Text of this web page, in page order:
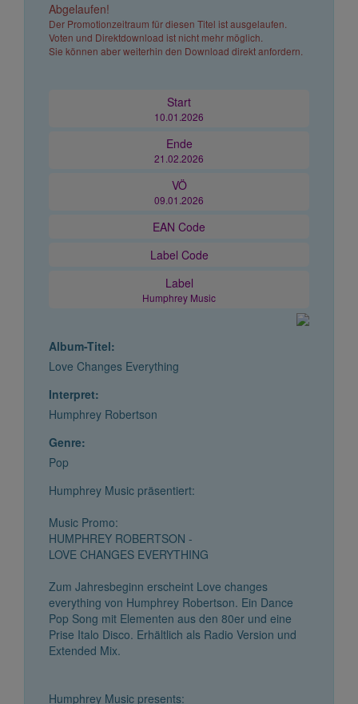
Abgelaufen!
Der Promotionzeitraum für diesen Titel ist ausgelaufen.
Voten und Direktdownload ist nicht mehr möglich.
Sie können aber weiterhin den Download direkt anfordern.
Start
10.01.2026
Ende
21.02.2026
VÖ
09.01.2026
EAN Code
Label Code
Label
Humphrey Music
Album-Titel:
Love Changes Everything
Interpret:
Humphrey Robertson
Genre:
Pop
Humphrey Music präsentiert:
Music Promo:
HUMPHREY ROBERTSON -
LOVE CHANGES EVERYTHING
Zum Jahresbeginn erscheint Love changes
everything von Humphrey Robertson. Ein Dance
Pop Song mit Elementen aus den 80er und eine
Prise Italo Disco. Erhältlich als Radio Version und
Extended Mix.
Humphrey Music presents: